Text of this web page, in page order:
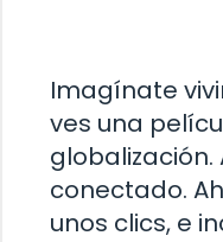
Imagínate
ves una
conectado.
unos clics, e